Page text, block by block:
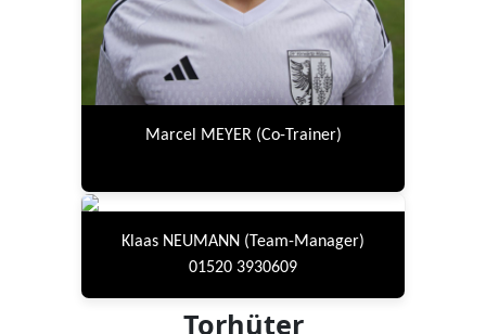
Marcel MEYER (Co-Trainer)
Klaas NEUMANN (Team-Manager)
01520 3930609
Torhüter